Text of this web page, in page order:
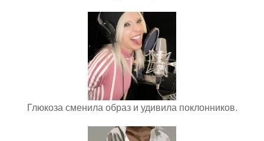
Глюкоза сменила образ и удивила поклонников.